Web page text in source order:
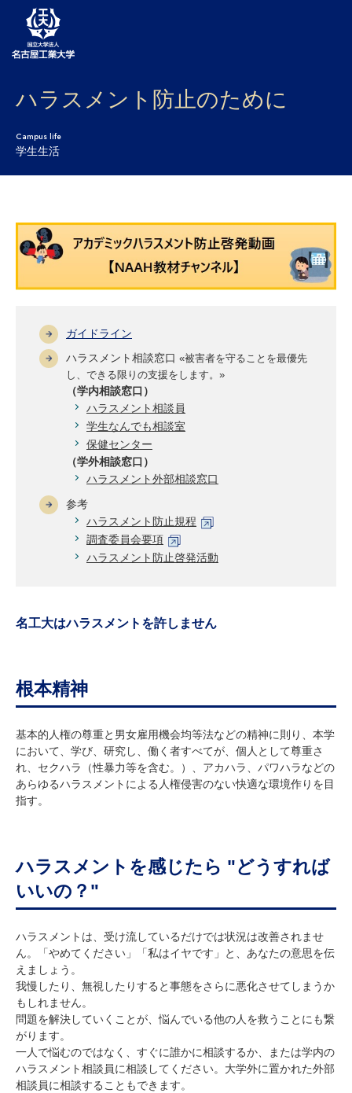
大学案内
学部・大学院・センター
研究・産学官連携
研究・教員Navi
在学生
キャンパスマップ お問い合わせ
ハラスメント防止のために
Campus life
学生生活
ガイドライン
ハラスメント相談窓口 «被害者を守ることを最優先
し、できる限りの支援をします。»
（学内相談窓口）
ハラスメント相談員
学生なんでも相談室
保健センター
（学外相談窓口）
ハラスメント外部相談窓口
参考
ハラスメント防止規程
調査委員会要項
ハラスメント防止啓発活動
名工大はハラスメントを許しません
根本精神
基本的人権の尊重と男女雇用機会均等法などの精神に則り、本学
において、学び、研究し、働く者すべてが、個人として尊重さ
れ、セクハラ（性暴力等を含む。）、アカハラ、パワハラなどの
あらゆるハラスメントによる人権侵害のない快適な環境作りを目
指す。
ハラスメントを感じたら "どうすれば
いいの？"
ハラスメントは、受け流しているだけでは状況は改善されませ
ん。「やめてください」「私はイヤです」と、あなたの意思を伝
えましょう。
我慢したり、無視したりすると事態をさらに悪化させてしまうか
もしれません。
問題を解決していくことが、悩んでいる他の人を救うことにも繋
がります。
一人で悩むのではなく、すぐに誰かに相談するか、または学内の
ハラスメント相談員に相談してください。大学外に置かれた外部
相談員に相談することもできます。